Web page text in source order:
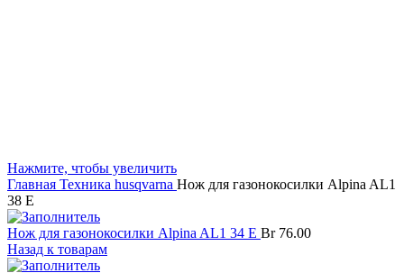
Нажмите, чтобы увеличить
Главная Техника husqvarna Нож для газонокосилки Alpina AL1
38 E
Нож для газонокосилки Alpina AL1 34 E Br76.00
Назад к товарам